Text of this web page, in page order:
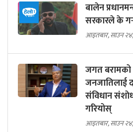
बालेन
सरकारले के
आइतबार, साउन
जगत
जनजातिलाई
संविधान
गरियोस्
आइतबार, साउन